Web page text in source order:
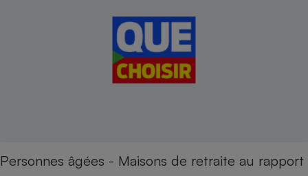
Personnes âgées - Maisons de retraite au rapport